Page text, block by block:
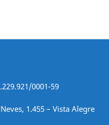
0001-59
1.455 – Vista Alegre